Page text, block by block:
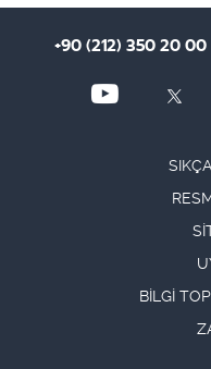
+90 (212) 350 20 00
BİLGİ